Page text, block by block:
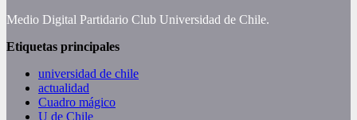
Medio Digital Partidario Club Universidad de Chile.
Etiquetas principales
universidad de chile
actualidad
Cuadro mágico
U de Chile